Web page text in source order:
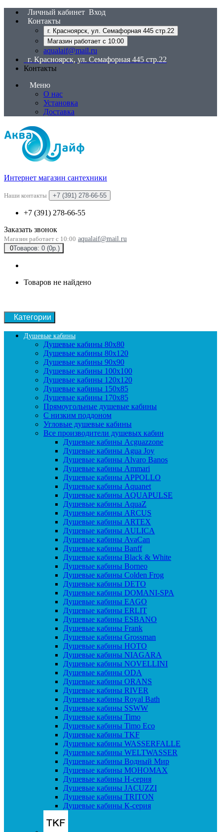
Личный кабинет Вход
Контакты
г. Красноярск, ул. Семафорная 445 стр.22
Магазин работает с 10:00
aqualaif@mail.ru
г. Красноярск, ул. Семафорная 445 стр.22
Контакты
Меню
О нас
Установка
Доставка
Интернет магазин сантехники
Наши контакты +7 (391) 278-66-55
+7 (391) 278-66-55
Заказать звонок
Магазин работает с 10:00 aqualaif@mail.ru
0Товаров: 0 (0р.)
Товаров не найдено
Категории
Душевые кабины
Душевые кабины 80x80
Душевые кабины 80x120
Душевые кабины 90х90
Душевые кабины 100x100
Душевые кабины 120x120
Душевые кабины 150x85
Душевые кабины 170x85
Прямоугольные душевые кабины
С низким поддоном
Угловые душевые кабины
Все производители душевых кабин
Душевые кабины Acguazzone
Душевые кабины Agua Joy
Душевые кабины Alvaro Banos
Душевые кабины Ammari
Душевые кабины APPOLLO
Душевые кабины Aquanet
Душевые кабины AQUAPULSE
Душевые кабины AquaZ
Душевые кабины ARCUS
Душевые кабины ARTEX
Душевые кабины AULICA
Душевые кабины AvaCan
Душевые кабины Banff
Душевые кабины Black & White
Душевые кабины Borneo
Душевые кабины Colden Frog
Душевые кабины DETO
Душевые кабины DOMANI-SPA
Душевые кабины EAGO
Душевые кабины ERLIT
Душевые кабины ESBANO
Душевые кабины Frank
Душевые кабины Grossman
Душевые кабины HOTO
Душевые кабины NIAGARA
Душевые кабины NOVELLINI
Душевые кабины ODA
Душевые кабины ORANS
Душевые кабины RIVER
Душевые кабины Royal Bath
Душевые кабины SSWW
Душевые кабины Timo
Душевые кабины Timo Eco
Душевые кабины TKF
Душевые кабины WASSERFALLE
Душевые кабины WELTWASSER
Душевые кабины Водный Мир
Душевые кабины МОНОМАХ
Душевые кабины H-серия
Душевые кабины JACUZZI
Душевые кабины TRITON
Душевые кабины К-серия